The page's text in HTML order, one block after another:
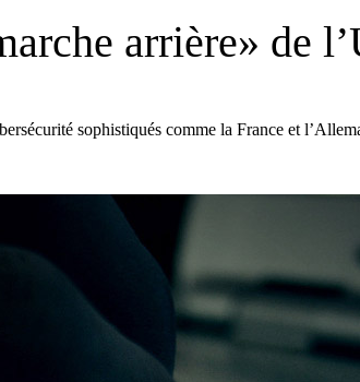
arrière» de
sophistiqués comme la France et